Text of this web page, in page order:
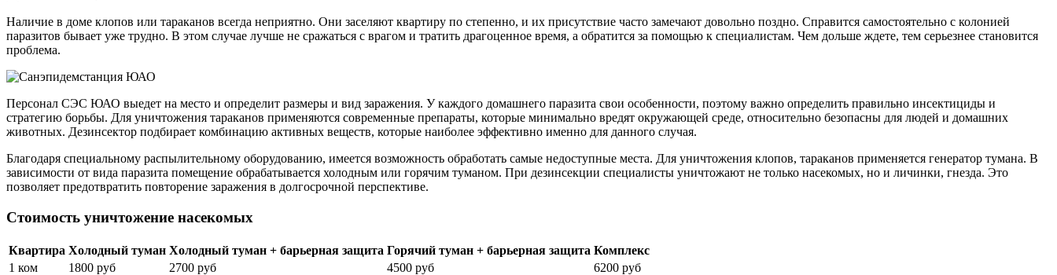
Наличие в доме клопов или тараканов всегда неприятно. Они заселяют квартиру по степенно, и их присутствие часто замечают довольно поздно. Справится самостоятельно с колонией
паразитов бывает уже трудно. В этом случае лучше не сражаться с врагом и тратить драгоценное время, а обратится за помощью к специалистам. Чем дольше ждете, тем серьезнее становится
проблема.
Персонал СЭС ЮАО выедет на место и определит размеры и вид заражения. У каждого домашнего паразита свои особенности, поэтому важно определить правильно инсектициды и
стратегию борьбы. Для уничтожения тараканов применяются современные препараты, которые минимально вредят окружающей среде, относительно безопасны для людей и домашних
животных. Дезинсектор подбирает комбинацию активных веществ, которые наиболее эффективно именно для данного случая.
Благодаря специальному распылительному оборудованию, имеется возможность обработать самые недоступные места. Для уничтожения клопов, тараканов применяется генератор тумана. В
зависимости от вида паразита помещение обрабатывается холодным или горячим туманом. При дезинсекции специалисты уничтожают не только насекомых, но и личинки, гнезда. Это
позволяет предотвратить повторение заражения в долгосрочной перспективе.
Стоимость уничтожение насекомых
Квартира Холодный туман Холодный туман + барьерная защита Горячий туман + барьерная защита Комплекс
1 ком
1800 руб 2700 руб 4500 руб
6200 руб